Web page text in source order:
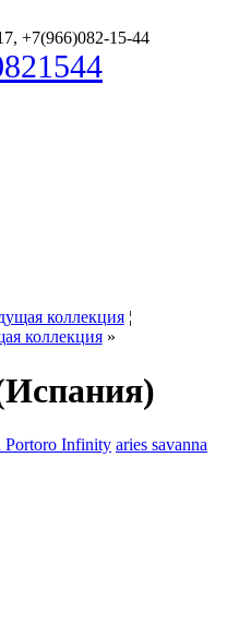
+7(966)082-15-44
коллекция¦
коллекция»
aries savanna